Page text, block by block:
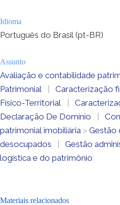
Idioma
Português do Brasil (pt-BR)
Assunto
Avaliação e contabilidade
Patrimonial
| Caracterização
Físico-Territorial
|
Declaração De Domínio
|
patrimonial imobiliária > Gestão
desocupados
| Gestão
logística e do patrimônio
Materiais relacionados